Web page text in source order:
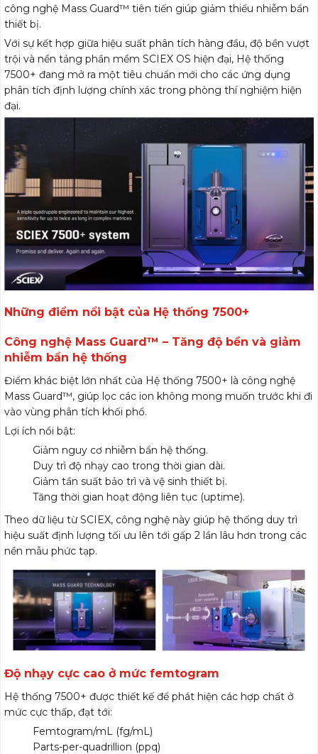
công nghệ Mass Guard™ tiên tiến giúp giảm thiểu nhiễm bẩn
thiết bị.
Với sự kết hợp giữa hiệu suất phân tích hàng đầu, độ bền vượt
trội và nền tảng phần mềm SCIEX OS hiện đại, Hệ thống
7500+ đang mở ra một tiêu chuẩn mới cho các ứng dụng
phân tích định lượng chính xác trong phòng thí nghiệm hiện
đại.
Những điểm nổi bật của Hệ thống 7500+
Công nghệ Mass Guard™ – Tăng độ bền và giảm
nhiễm bẩn hệ thống
Điểm khác biệt lớn nhất của Hệ thống 7500+ là công nghệ
Mass Guard™, giúp lọc các ion không mong muốn trước khi đi
vào vùng phân tích khối phổ.
Lợi ích nổi bật:
Giảm nguy cơ nhiễm bẩn hệ thống.
Duy trì độ nhạy cao trong thời gian dài.
Giảm tần suất bảo trì và vệ sinh thiết bị.
Tăng thời gian hoạt động liên tục (uptime).
Theo dữ liệu từ SCIEX, công nghệ này giúp hệ thống duy trì
hiệu suất định lượng tối ưu lên tới gấp 2 lần lâu hơn trong các
nền mẫu phức tạp.
Độ nhạy cực cao ở mức femtogram
Hệ thống 7500+ được thiết kế để phát hiện các hợp chất ở
mức cực thấp, đạt tới:
Femtogram/mL (fg/mL)
Parts-per-quadrillion (ppq)